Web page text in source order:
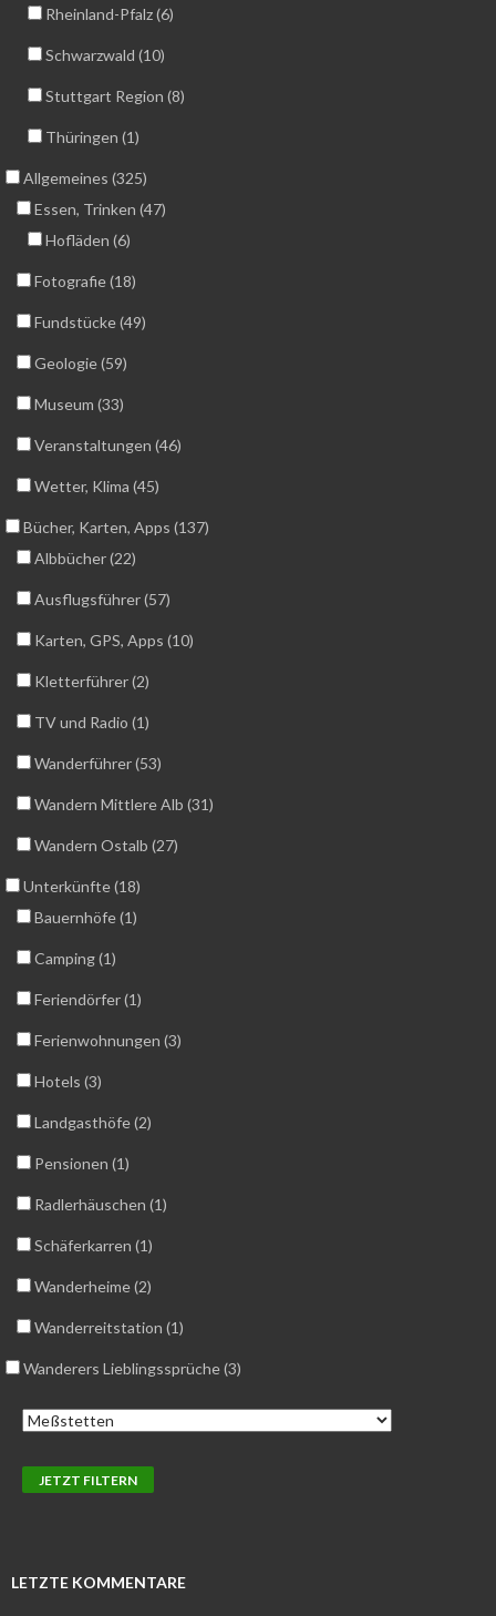
Rheinland-Pfalz (6)
Schwarzwald (10)
Stuttgart Region (8)
Thüringen (1)
Allgemeines (325)
Essen, Trinken (47)
Hofläden (6)
Fotografie (18)
Fundstücke (49)
Geologie (59)
Museum (33)
Veranstaltungen (46)
Wetter, Klima (45)
Bücher, Karten, Apps (137)
Albbücher (22)
Ausflugsführer (57)
Karten, GPS, Apps (10)
Kletterführer (2)
TV und Radio (1)
Wanderführer (53)
Wandern Mittlere Alb (31)
Wandern Ostalb (27)
Unterkünfte (18)
Bauernhöfe (1)
Camping (1)
Feriendörfer (1)
Ferienwohnungen (3)
Hotels (3)
Landgasthöfe (2)
Pensionen (1)
Radlerhäuschen (1)
Schäferkarren (1)
Wanderheime (2)
Wanderreitstation (1)
Wanderers Lieblingssprüche (3)
LETZTE KOMMENTARE